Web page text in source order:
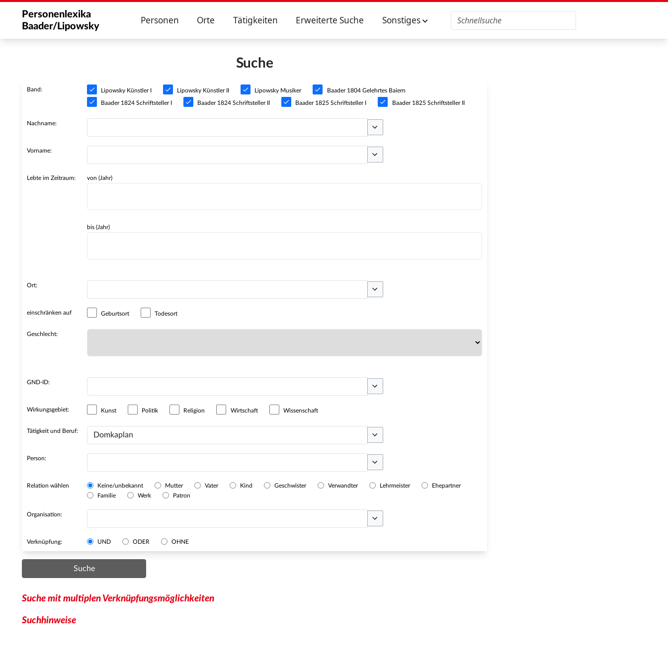
Personenlexika
Baader/Lipowsky
Personen Orte Tätigkeiten Erweiterte Suche Sonstiges
Suche
Band: Lipowsky Künstler I Lipowsky Künstler II Lipowsky Musiker Baader 1804 Gelehrtes Baiern
Baader 1824 Schriftsteller I Baader 1824 Schriftsteller II Baader 1825 Schriftsteller I Baader 1825 Schriftsteller II
Nachname:
Optionen umschalten
Vorname:
Optionen umschalten
Lebte im Zeitraum: von (Jahr)
bis (Jahr)
Ort:
Optionen umschalten
einschränken auf Geburtsort Todesort
Geschlecht:
GND-ID:
Optionen umschalten
Wirkungsgebiet: Kunst Politik Religion Wirtschaft Wissenschaft
Tätigkeit und Beruf:
Optionen umschalten
Person:
Optionen umschalten
Relation wählen Keine/unbekannt Mutter Vater Kind Geschwister Verwandter Lehrmeister
Ehepartner
Familie
Werk Patron
Organisation:
Optionen umschalten
Verknüpfung: UND ODER OHNE
Suche
Suche mit multiplen Verknüpfungsmöglichkeiten
Suchhinweise